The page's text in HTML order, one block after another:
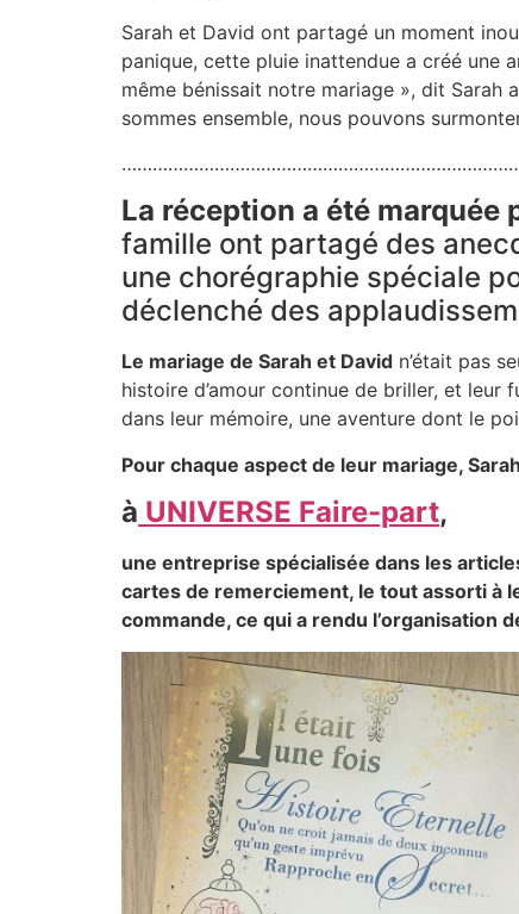
Sarah et David ont partagé un moment
panique, cette pluie inattendue a créé une
même bénissait notre mariage », dit Sarah
sommes ensemble, nous pouvons
La réception a été
famille ont partagé des
une chorégraphie spéciale
déclenché des
Le mariage de Sarah et David n’était pas
histoire d’amour continue de briller, et leur
dans leur mémoire, une aventure dont le
Pour chaque aspect de leur mariage,
à UNIVERSE Faire-part,
une entreprise spécialisée dans les
cartes de remerciement, le tout assorti à
commande, ce qui a rendu l’organisation